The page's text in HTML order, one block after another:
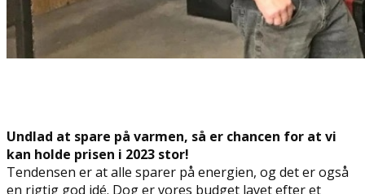
Undlad at spare på varmen, så er chancen for at vi
kan holde prisen i 2023 stor!
Tendensen er at alle sparer på energien, og det er også
en rigtig god idé. Dog er vores budget lavet efter et